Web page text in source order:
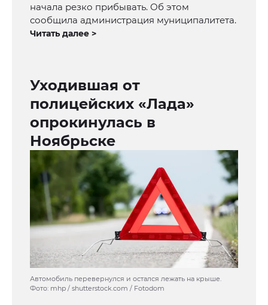
начала резко прибывать. Об этом
сообщила администрация муниципалитета.
Читать далее >
Уходившая от
полицейских «Лада»
опрокинулась в
Ноябрьске
Автомобиль перевернулся и остался лежать на крыше.
Фото: mhp / shutterstock.com / Fotodom